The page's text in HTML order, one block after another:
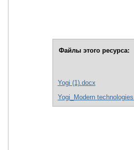
Файлы этого ресурса:
Yogi (1).docx
Yogi_Modern